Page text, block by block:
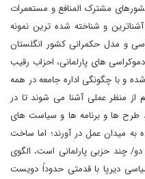
مشترک المنافع و مستعمرات
آشناترین و شناخته شده ترین نمونه
و مدل حکمرانی کشور انگلستان
های پارلمانی، احزاب رقیب
و با چگونگی اداره جامعه در همه
منظر عملی آشنا می شوند تا در
طرح ها و برنامه ها و سیاست های
به میدان عمل در آورند؛ اما ساخت
چند حزبی پارلمانی است، الگوی
دیرپا با قدمتی حدوداً دویست